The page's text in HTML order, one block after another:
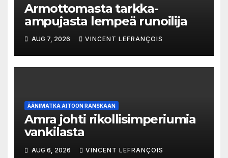
Armottomasta tarkka-
ampujasta lempeä runoilija
AUG 7, 2026 VINCENT LEFRANÇOIS
ÄÄNIMATKA AITOON RANSKAAN
Amra johti rikollisimperiumia
vankilasta
AUG 6, 2026 VINCENT LEFRANÇOIS